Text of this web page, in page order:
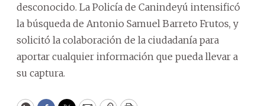
desconocido. La Policía de Canindeyú intensificó
la búsqueda de Antonio Samuel Barreto Frutos, y
solicitó la colaboración de la ciudadanía para
aportar cualquier información que pueda llevar a
su captura.